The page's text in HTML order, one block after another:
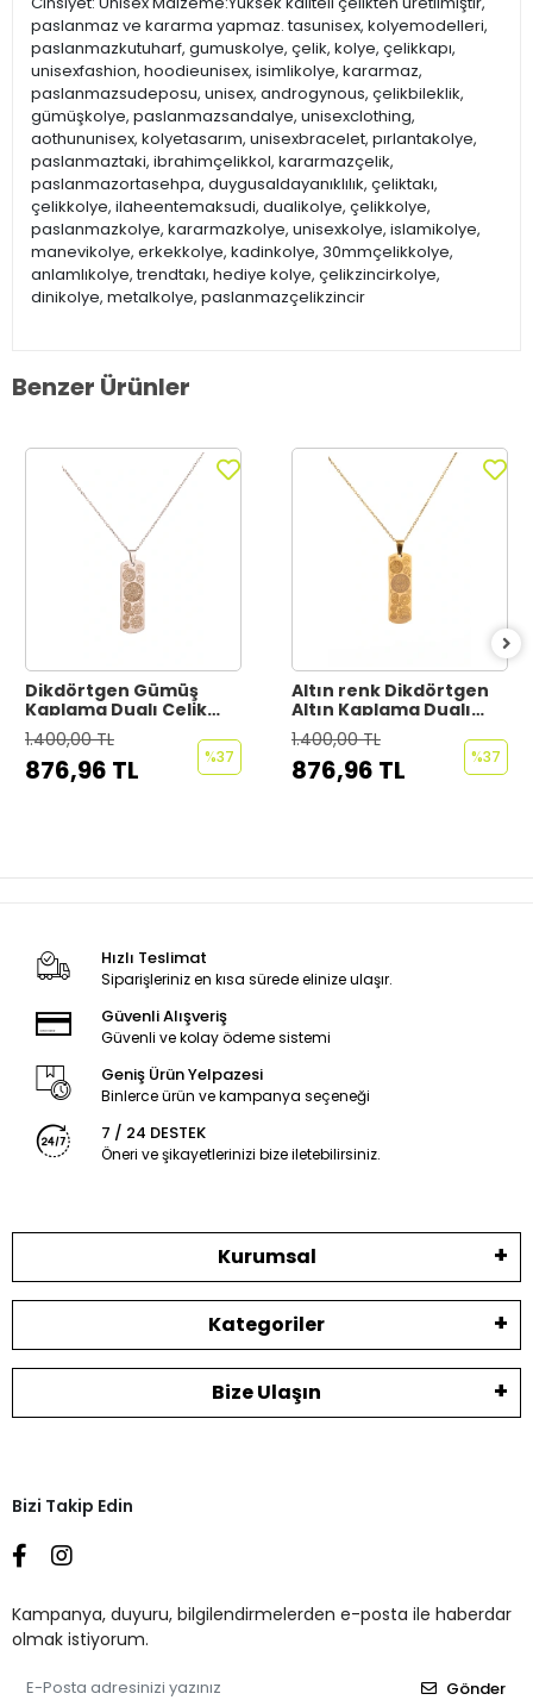
paslanmaz ve kararma yapmaz. tasunisex, kolyemodelleri,
paslanmazkutuharf, gumuskolye, çelik, kolye, çelikkapı,
unisexfashion, hoodieunisex, isimlikolye, kararmaz,
paslanmazsudeposu, unisex, androgynous, çelikbileklik,
gümüşkolye, paslanmazsandalye, unisexclothing,
aothununisex, kolyetasarım, unisexbracelet, pırlantakolye,
paslanmaztaki, ibrahimçelikkol, kararmazçelik,
paslanmazortasehpa, duygusaldayanıklılık, çeliktakı,
çelikkolye, ilaheentemaksudi, dualikolye, çelikkolye,
paslanmazkolye, kararmazkolye, unisexkolye, islamikolye,
manevikolye, erkekkolye, kadinkolye, 30mmçelikkolye,
anlamlıkolye, trendtakı, hediye kolye, çelikzincirkolye,
dinikolye, metalkolye, paslanmazçelikzincir
Benzer Ürünler
Dikdörtgen Gümüş
Kaplama Dualı Çelik
Kolye Çelik Zincirli
kararmaz paslanmaz
silinmez
1.400,00 TL
876,96 TL %37
Altın renk Dikdörtgen
Altın Kaplama Dualı
Çelik Kolye Çelik Zincirli
kararmaz paslanmaz
silinmez
1.400,00 TL
876,96 TL %37
Hızlı Teslimat
Siparişleriniz en kısa sürede elinize ulaşır.
Güvenli Alışveriş
Güvenli ve kolay ödeme sistemi
Geniş Ürün Yelpazesi
Binlerce ürün ve kampanya seçeneği
7 / 24 DESTEK
Öneri ve şikayetlerinizi bize iletebilirsiniz.
Kurumsal
Kategoriler
Bize Ulaşın
Bizi Takip Edin
Kampanya, duyuru, bilgilendirmelerden e-posta ile haberdar
olmak istiyorum.
Gönder